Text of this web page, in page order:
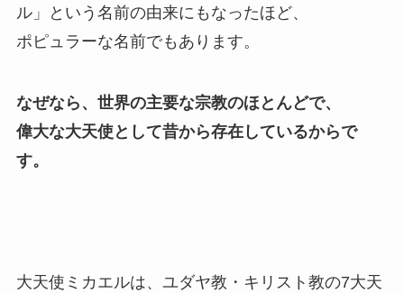
ル」という名前の由来にもなったほど、
ポピュラーな名前でもあります。
なぜなら、世界の主要な宗教のほとんどで、
偉大な大天使として昔から存在しているからで
す。
大天使ミカエルは、ユダヤ教・キリスト教の7大天